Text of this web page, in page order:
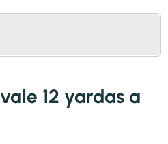
12 yardas a